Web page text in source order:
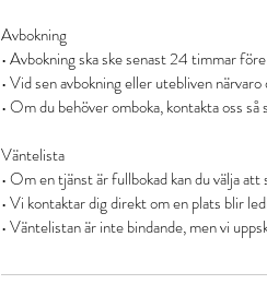
Avbokning
• Avbokning ska ske senast 24 timmar
• Vid sen avbokning eller utebliven
• Om du behöver omboka, kontakta oss
Väntelista
• Om en tjänst är fullbokad kan du välja att
• Vi kontaktar dig direkt om en plats blir